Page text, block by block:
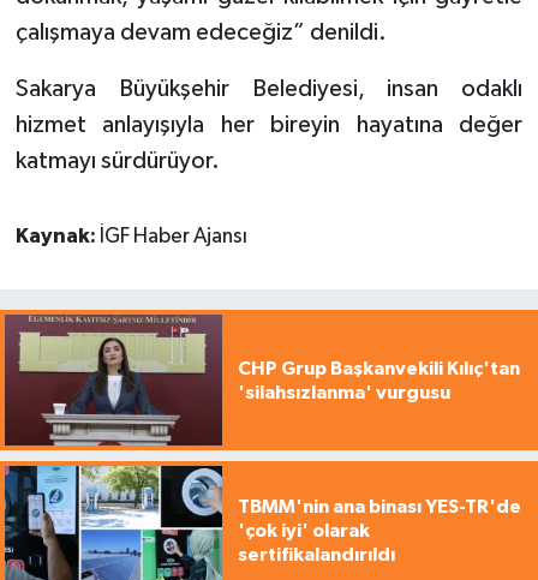
çalışmaya devam edeceğiz” denildi.
Sakarya Büyükşehir Belediyesi, insan odaklı
hizmet anlayışıyla her bireyin hayatına değer
katmayı sürdürüyor.
Kaynak: İGF Haber Ajansı
CHP Grup Başkanvekili Kılıç'tan
'silahsızlanma' vurgusu
TBMM'nin ana binası YES-TR'de
'çok iyi' olarak
sertifikalandırıldı